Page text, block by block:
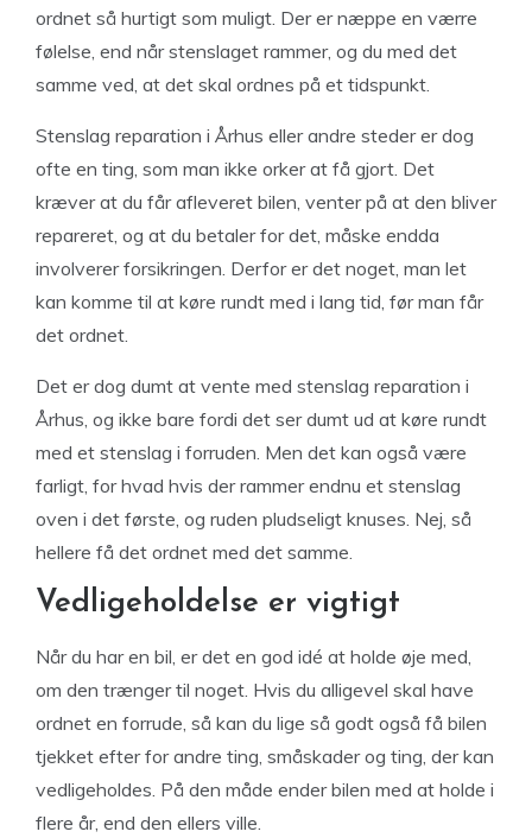
ordnet så hurtigt som muligt. Der er næppe en værre
følelse, end når stenslaget rammer, og du med det
samme ved, at det skal ordnes på et tidspunkt.
Stenslag reparation i Århus eller andre steder er dog
ofte en ting, som man ikke orker at få gjort. Det
kræver at du får afleveret bilen, venter på at den bliver
repareret, og at du betaler for det, måske endda
involverer forsikringen. Derfor er det noget, man let
kan komme til at køre rundt med i lang tid, før man får
det ordnet.
Det er dog dumt at vente med stenslag reparation i
Århus, og ikke bare fordi det ser dumt ud at køre rundt
med et stenslag i forruden. Men det kan også være
farligt, for hvad hvis der rammer endnu et stenslag
oven i det første, og ruden pludseligt knuses. Nej, så
hellere få det ordnet med det samme.
Vedligeholdelse er vigtigt
Når du har en bil, er det en god idé at holde øje med,
om den trænger til noget. Hvis du alligevel skal have
ordnet en forrude, så kan du lige så godt også få bilen
tjekket efter for andre ting, småskader og ting, der kan
vedligeholdes. På den måde ender bilen med at holde i
flere år, end den ellers ville.